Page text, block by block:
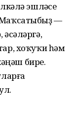
эшләүсе
—
хоҡуҡи һәм
биреү.